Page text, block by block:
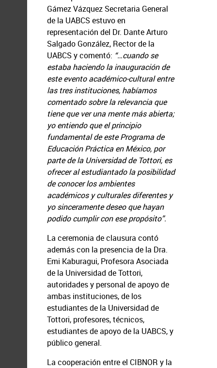
Gámez Vázquez Secretaria General
de la UABCS estuvo en
representación del Dr. Dante Arturo
Salgado González, Rector de la
UABCS y comentó: “…cuando se
estaba haciendo la inauguración de
este evento académico-cultural entre
las tres instituciones, habíamos
comentado sobre la relevancia que
tiene que ver una mente más abierta;
yo entiendo que el principio
fundamental de este Programa de
Educación Práctica en México, por
parte de la Universidad de Tottori, es
ofrecer al estudiantado la posibilidad
de conocer los ambientes
académicos y culturales diferentes y
yo sinceramente deseo que hayan
podido cumplir con ese propósito”.
La ceremonia de clausura contó
además con la presencia de la Dra.
Emi Kaburagui, Profesora Asociada
de la Universidad de Tottori,
autoridades y personal de apoyo de
ambas instituciones, de los
estudiantes de la Universidad de
Tottori, profesores, técnicos,
estudiantes de apoyo de la UABCS, y
público general.
La cooperación entre el CIBNOR y la